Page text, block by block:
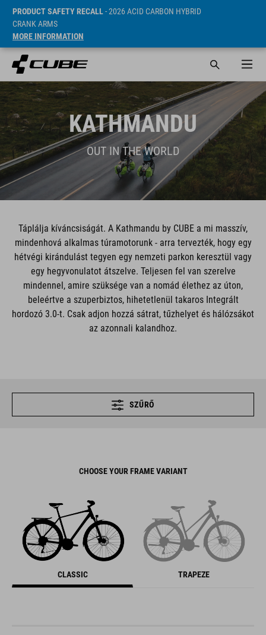
PRODUCT SAFETY RECALL- 2026 ACID CARBON HYBRID
CRANK ARMS
MORE INFORMATION
KATHMANDU
OUT IN THE WORLD
Táplálja kíváncsiságát. A Kathmandu by CUBE a mi masszív,
mindenhová alkalmas túramotorunk - arra tervezték, hogy egy
hétvégi kirándulást tegyen egy nemzeti parkon keresztül vagy
egy hegyvonulatot átszelve. Teljesen fel van szerelve
mindennel, amire szüksége van a nomád élethez az úton,
beleértve a szuperbiztos, hihetetlenül takaros Integrált
hordozó 3.0-t. Csak adjon hozzá sátrat, tűzhelyet és hálózsákot
az azonnali kalandhoz.
SZŰRŐ
CHOOSE YOUR FRAME VARIANT
CLASSIC TRAPEZE